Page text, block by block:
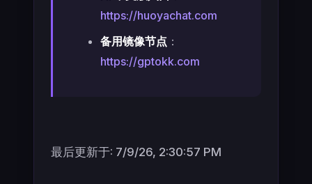
https://huoyachat.com
备用镜像节点 ：
https://gptokk.com
最后更新于: 7/9/26, 2:30:57 PM